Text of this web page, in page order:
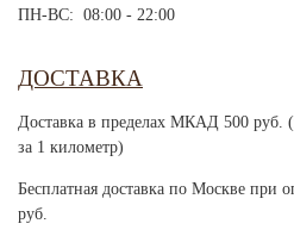
ПН-ВС: 08:00 - 22:00
ДОСТАВКА
Доставка в пределах МКАД 500 руб.
за 1 километр)
Бесплатная доставка по Москве при
руб.